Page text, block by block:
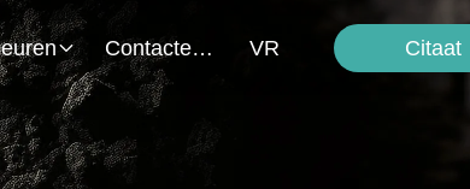
Contacteer Ons VR Citaat